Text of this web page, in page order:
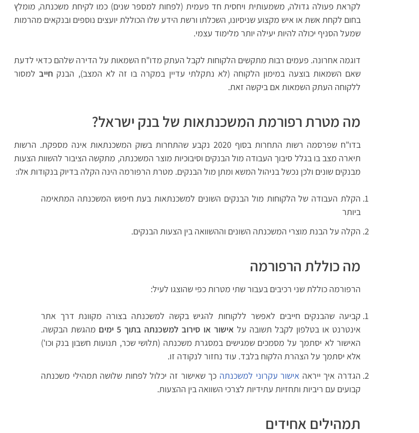
לקראת פעולה גדולה, משמעותית ויחסית חד פעמית (לפחות למספר שנים) כמו לקיחת משכנתה, מומלץ
בחום לקחת אשת או איש מקצוע שניסיונו, השכלתו ורשת הידע שלו הכוללת יועצים נוספים ובנקאים מהרמות
שמעל הסניף יכולה להיות יעילה יותר מלימוד עצמי.
דוגמה אחרונה. פעמים רבות מתקשים הלקוחות לקבל העתק מדו"ח השמאות על הדירה שלהם כדאי לדעת
שאם השמאות בוצעה במימון הלקוחה (לא נתקלתי עדיין במקרה בו זה לא המצב), הבנק חייבלמסור
ללקוחה העתק השמאות אם ביקשה זאת.
מה מטרת רפורמת המשכנתאות של בנק ישראל?
בדו"ח שפרסמה רשות התחרות בסוף 2020 נקבע שהתחרות בשוק המשכנתאות אינה מספקת. הרשות
תיארה מצב בו בגלל סיבוך העבודה מול הבנקים וסיבוכיות מוצר המשכנתה, מתקשה הציבור להשוות הצעות
מבנקים שונים ולכן נכשל בניהול המשא ומתן מול הבנקים. מטרת הרפורמה הינה הקלה בדיוק בנקודות אלו:
הקלת העבודה של הלקוחות מול הבנקים השונים למשכנתאות בעת חיפוש המשכנתה המתאימה
ביותר
הקלה על הבנת מוצרי המשכנתה השונים וההשוואה בין הצעות הבנקים.
מה כוללת הרפורמה
הרפורמה כוללת שני רכיבים בעבור שתי מטרות כפי שהוצגו לעיל:
קביעה שהבנקים חייבים לאפשר ללקוחות להגיש בקשה למשכנתה בצורה מקוונת דרך אתר
אינטרנט או בטלפון לקבל תשובה על אישור או סירוב למשכנתה בתוך 5 ימים
מהגשת הבקשה.
האישור לא יסתמך על מסמכים שמגישים במסגרת משכנתה (תלושי שכר, תנועות חשבון בנק וכו')
אלא יסתמך על הצהרת הלקוח בלבד. עוד נחזור לנקודה זו.
הגדרה איך ייראה אישור עקרוני למשכנתה כך שאישור זה יכלול לפחות שלושה תמהילי משכנתה
קבועים עם ריביות ותחזיות עתידיות לצרכי השוואה בין ההצעות.
תמהילים אחידים